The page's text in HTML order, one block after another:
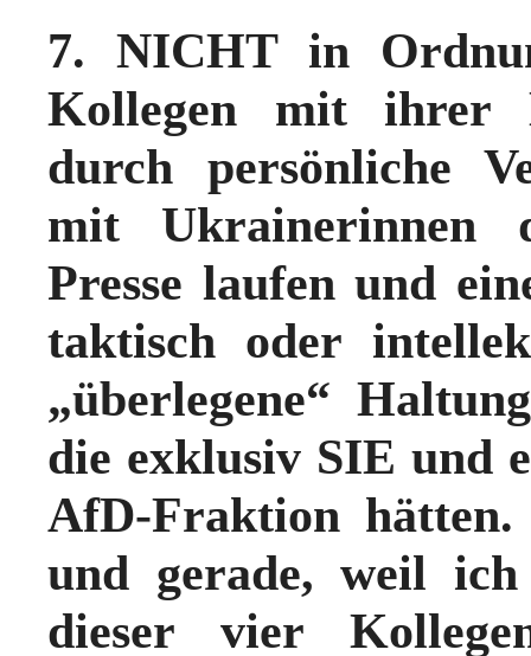
7. NICHT in
Kollegen mit ihrer
durch persönliche
mit Ukrainerinnen
Presse laufen und
taktisch oder
„überlegene“
die exklusiv SIE und
AfD-Fraktion
und gerade, weil
dieser vier